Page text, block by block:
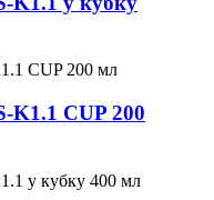
K1.1 CUP 200